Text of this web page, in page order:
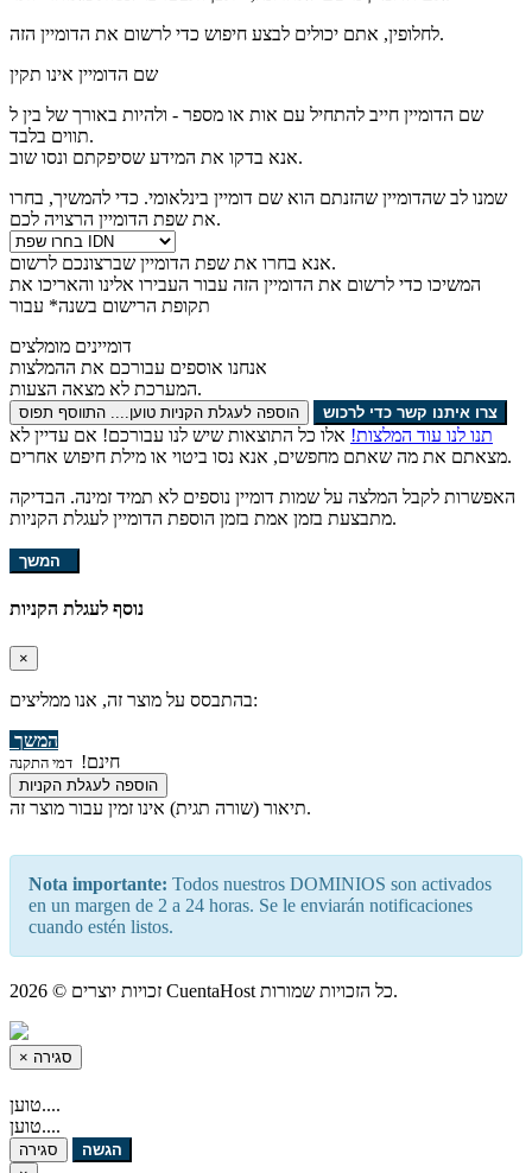
לחלופין, אתם יכולים לבצע חיפוש כדי לרשום את הדומיין הזה.
שם הדומיין אינו תקין
שם הדומיין חייב להתחיל עם אות או מספר - ולהיות באורך של בין ל
תווים בלבד.
אנא בדקו את המידע שסיפקתם ונסו שוב.
שמנו לב שהדומיין שהזנתם הוא שם דומיין בינלאומי. כדי להמשיך, בחרו
את שפת הדומיין הרצויה לכם.
אנא בחרו את שפת הדומיין שברצונכם לרשום.
המשיכו כדי לרשום את הדומיין הזה עבור העבירו אלינו והאריכו את
תקופת הרישום בשנה* עבור
דומיינים מומלצים
אנחנו אוספים עבורכם את ההמלצות
המערכת לא מצאה הצעות.
הוספה לעגלת הקניות טוען.... התווסף תפוס צרו איתנו קשר כדי לרכוש
תנו לנו עוד המלצות! אלו כל התוצאות שיש לנו עבורכם! אם עדיין לא
מצאתם את מה שאתם מחפשים, אנא נסו ביטוי או מילת חיפוש אחרים.
האפשרות לקבל המלצה על שמות דומיין נוספים לא תמיד זמינה. הבדיקה
מתבצעת בזמן אמת בזמן הוספת הדומיין לעגלת הקניות.
נוסף לעגלת הקניות
×
בהתבסס על מוצר זה, אנו ממליצים:
המשך
חינם! דמי התקנה
הוספה לעגלת הקניות
תיאור (שורה תגית) אינו זמין עבור מוצר זה.
Nota importante: Todos nuestros DOMINIOS son activados
en un margen de 2 a 24 horas. Se le enviarán notificaciones
cuando estén listos.
זכויות יוצרים © 2026 CuentaHost כל הזכויות שמורות.
× סגירה
טוען....
טוען....
סגירה
הגשה